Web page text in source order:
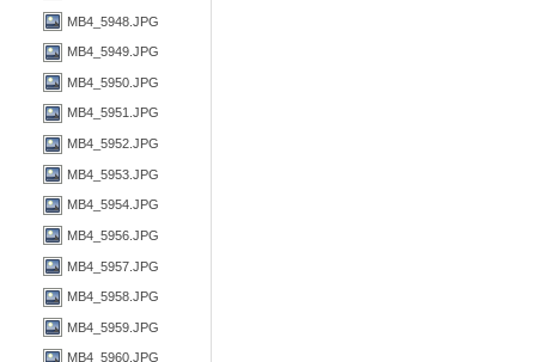
MB4_5948.JPG
MB4_5949.JPG
MB4_5950.JPG
MB4_5951.JPG
MB4_5952.JPG
MB4_5953.JPG
MB4_5954.JPG
MB4_5956.JPG
MB4_5957.JPG
MB4_5958.JPG
MB4_5959.JPG
MB4_5960.JPG